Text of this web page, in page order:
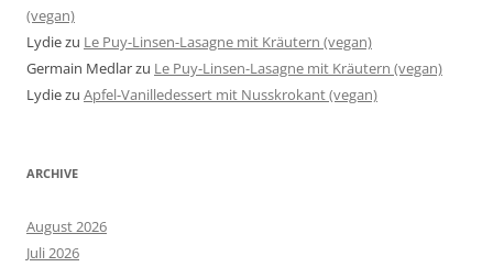
(vegan)
Lydiezu Le Puy-Linsen-Lasagne mit Kräutern (vegan)
Germain Medlarzu Le Puy-Linsen-Lasagne mit Kräutern (vegan)
Lydiezu Apfel-Vanilledessert mit Nusskrokant (vegan)
ARCHIVE
August 2026
Juli 2026